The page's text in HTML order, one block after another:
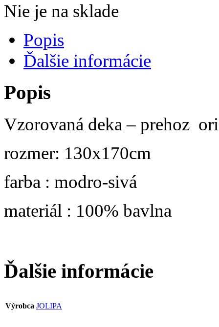
Nie je na sklade
Popis
Ďalšie informácie
Popis
Vzorovaná deka – prehoz
rozmer: 130x170cm
farba : modro-sivá
materiál : 100% bavlna
Ďalšie informácie
Výrobca JOLIPA